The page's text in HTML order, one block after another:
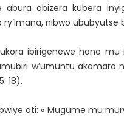
abizera kubera
nibwo ububyutse
ibirigenewe hano
w’umuntu
18).
ati: « Mugume mu